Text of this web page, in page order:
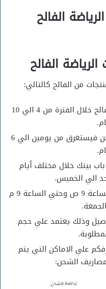
الفالح
الفالح
من الفالح كالتالي:
يتم الشحن من خلال متجر الفالح خلال الفترة من 4 الي 10
أما التوصيل عبر شركات الشحن فيستغرق من يومين الي 6
بيتك خلال مختلف أيام
الي الخميس.
عمليات التسليم تتم ما بين الساعة 9 ص وحتي الساعة 9 م
وذلك يعتمد علي حجم
علي الاماكن التي يتم
الشحن: